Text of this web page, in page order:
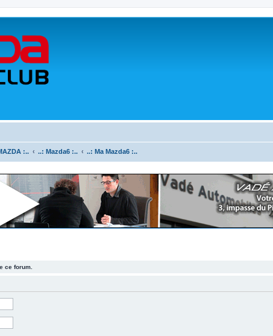
:.. ..: Mazda6 :.. ..: Ma Mazda6 :..
ce forum.